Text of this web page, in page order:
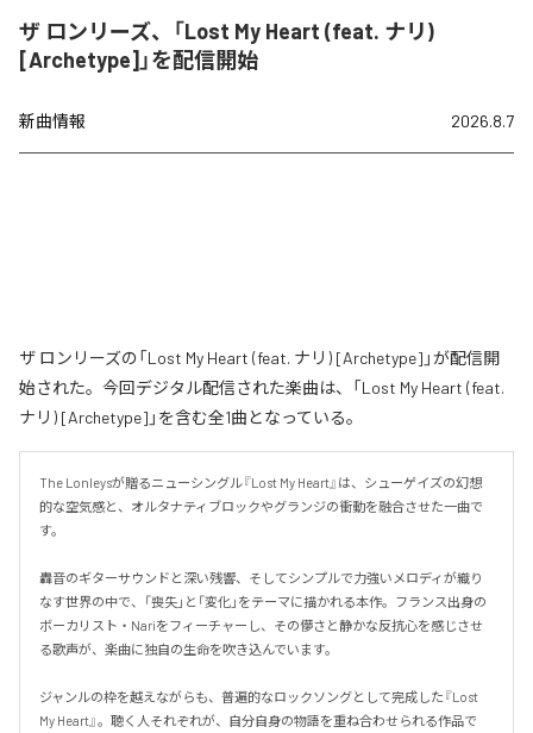
ザ ロンリーズ、「Lost My Heart (feat. ナリ)
[Archetype]」を配信開始
新曲情報 2026.8.7
ザ ロンリーズの「Lost My Heart (feat. ナリ) [Archetype]」が配信開
始された。今回デジタル配信された楽曲は、「Lost My Heart (feat.
ナリ) [Archetype]」を含む全1曲となっている。
The Lonleysが贈るニューシングル『Lost My Heart』は、シューゲイズの幻想
的な空気感と、オルタナティブロックやグランジの衝動を融合させた一曲で
す。
轟音のギターサウンドと深い残響、そしてシンプルで力強いメロディが織り
なす世界の中で、「喪失」と「変化」をテーマに描かれる本作。フランス出身の
ボーカリスト・Nariをフィーチャーし、その儚さと静かな反抗心を感じさせ
る歌声が、楽曲に独自の生命を吹き込んでいます。
ジャンルの枠を越えながらも、普遍的なロックソングとして完成した『Lost
My Heart』。聴く人それぞれが、自分自身の物語を重ね合わせられる作品で